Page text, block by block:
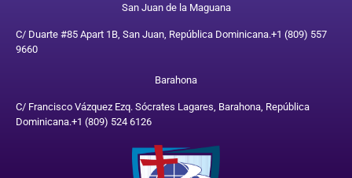
San Juan de la Maguana
C/ Duarte #85 Apart 1B, San Juan, República Dominicana.+1 (809) 557
9660
Barahona
C/ Francisco Vázquez Ezq. Sócrates Lagares, Barahona, República
Dominicana.+1 (809) 524 6126